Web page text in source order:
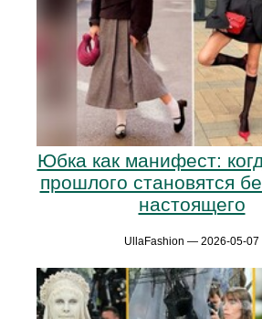
Юбка как манифест:
прошлого становятся
настоящего
UllaFashion — 2026-05-07